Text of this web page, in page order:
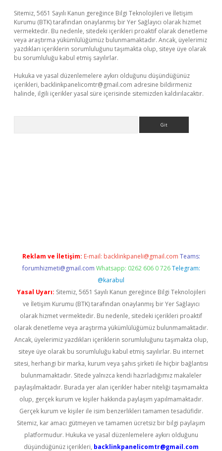
Sitemiz, 5651 Sayılı Kanun gereğince Bilgi Teknolojileri ve İletişim
Kurumu (BTK) tarafından onaylanmış bir Yer Sağlayıcı olarak hizmet
vermektedir. Bu nedenle, sitedeki içerikleri proaktif olarak denetleme
veya araştırma yükümlülüğümüz bulunmamaktadır. Ancak, üyelerimiz
yazdıkları içeriklerin sorumluluğunu taşımakta olup, siteye üye olarak
bu sorumluluğu kabul etmiş sayılırlar.
Hukuka ve yasal düzenlemelere aykırı olduğunu düşündüğünüz
içerikleri, backlinkpanelicomtr@gmail.com adresine bildirmeniz
halinde, ilgili içerikler yasal süre içerisinde sitemizden kaldırılacaktır.
Reklam ve İletişim: E-mail: backlinkpaneli@gmail.com Teams:
forumhizmeti@gmail.com Whatsapp: 0262 606 0 726 Telegram:
@karabul
Yasal Uyarı: Sitemiz, 5651 Sayılı Kanun gereğince Bilgi Teknolojileri
ve İletişim Kurumu (BTK) tarafından onaylanmış bir Yer Sağlayıcı
olarak hizmet vermektedir. Bu nedenle, sitedeki içerikleri proaktif
olarak denetleme veya araştırma yükümlülüğümüz bulunmamaktadır.
Ancak, üyelerimiz yazdıkları içeriklerin sorumluluğunu taşımakta olup,
siteye üye olarak bu sorumluluğu kabul etmiş sayılırlar. Bu internet
sitesi, herhangi bir marka, kurum veya şahıs şirketi ile hiçbir bağlantısı
bulunmamaktadır. Sitede yalnızca kendi hazırladığımız makaleler
paylaşılmaktadır. Burada yer alan içerikler haber niteliği taşımamakta
olup, gerçek kurum ve kişiler hakkında paylaşım yapılmamaktadır.
Gerçek kurum ve kişiler ile isim benzerlikleri tamamen tesadüfidir.
Sitemiz, kar amacı gütmeyen ve tamamen ücretsiz bir bilgi paylaşım
platformudur. Hukuka ve yasal düzenlemelere aykırı olduğunu
düşündüğünüz içerikleri, backlinkpanelicomtr@gmail.com